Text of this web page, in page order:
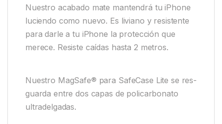
Nuestro acabado mate mantendrá tu iPhone
luciendo como nuevo. Es liviano y resistente
para darle a tu iPhone la protección que
merece. Resiste caídas hasta 2 metros.
Nuestro MagSafe® para SafeCase Lite se res-
guarda entre dos capas de policarbonato
ultradelgadas.